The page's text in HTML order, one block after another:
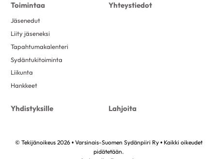
Toimintaa
Jäsenedut
Liity jäseneksi
Tapahtumakalenteri
Sydäntukitoiminta
Liikunta
Hankkeet
Yhteystiedot
Yhdistyksille Lahjoita
© Tekijänoikeus 2026 • Varsinais-Suomen Sydänpiiri Ry • Kaikki oikeudet
pidätetään.